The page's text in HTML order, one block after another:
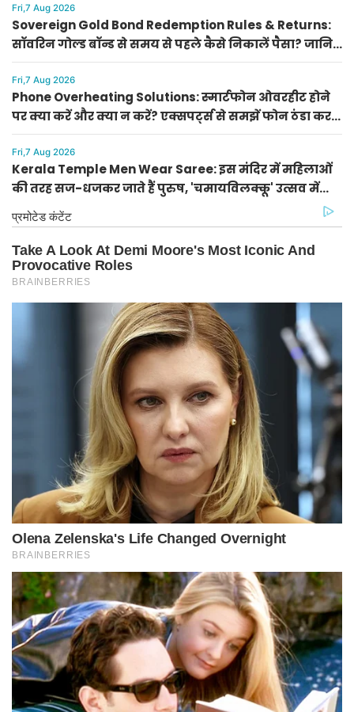
Fri,7 Aug 2026
Sovereign Gold Bond Redemption Rules & Returns:
सॉवरिन गोल्ड बॉन्ड से समय से पहले कैसे निकालें पैसा? जानिए
RBI की नई दरें और रिटर्न की पूरी गणना
Fri,7 Aug 2026
Phone Overheating Solutions: स्मार्टफोन ओवरहीट होने
पर क्या करें और क्या न करें? एक्सपर्ट्स से समझें फोन ठंडा करने
के सही उपाय
Fri,7 Aug 2026
Kerala Temple Men Wear Saree: इस मंदिर में महिलाओं
की तरह सज-धजकर जाते हैं पुरुष, 'चमायविलक्कू' उत्सव में
उमड़ती है भारी भीड़